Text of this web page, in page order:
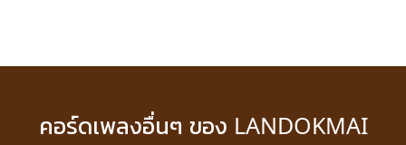
คอร์ดเพลงอื่นๆ ของ LANDOKMAI